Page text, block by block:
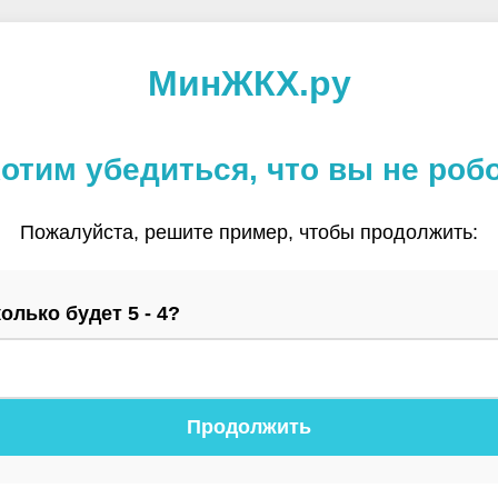
МинЖКХ.ру
убедиться, что вы не
Пожалуйста, решите пример, чтобы продолжить:
будет 5 - 4?
Продолжить